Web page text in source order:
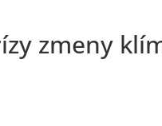
zmeny